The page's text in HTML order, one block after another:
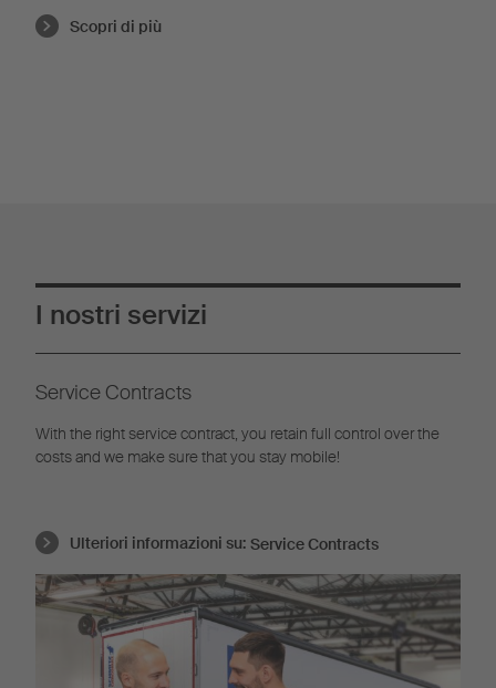
Scopri di più
I nostri servizi
Service Contracts
With the right service contract, you retain full control over the
costs and we make sure that you stay mobile!
Ulteriori informazioni su: Service Contracts